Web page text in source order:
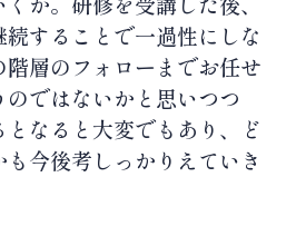
続することで一過性にしな
層のフォローまでお任せ
ではないかと思いつつ
となると大変でもあり、ど
今後考しっかりえていき